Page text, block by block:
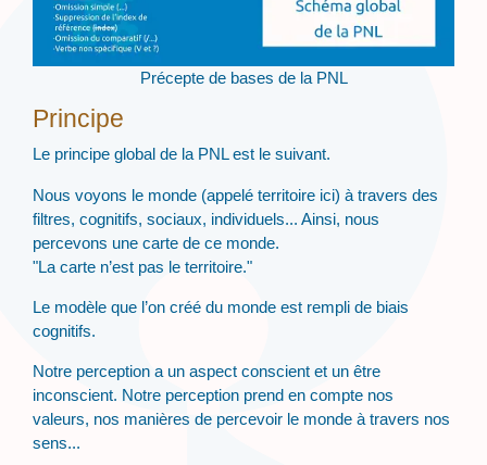
Précepte de bases de la PNL
Principe
Le principe global de la PNL est le suivant.
Nous voyons le monde (appelé territoire ici) à travers des
filtres, cognitifs, sociaux, individuels... Ainsi, nous
percevons une carte de ce monde.
"La carte n’est pas le territoire."
Le modèle que l’on créé du monde est rempli de biais
cognitifs.
Notre perception a un aspect conscient et un être
inconscient. Notre perception prend en compte nos
valeurs, nos manières de percevoir le monde à travers nos
sens...